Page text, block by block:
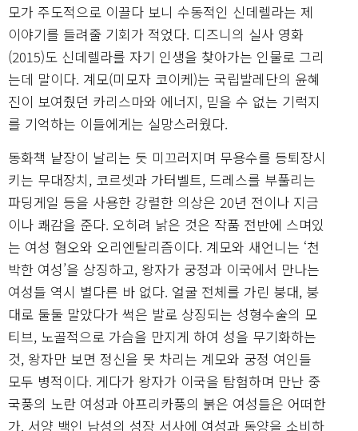
모가 주도적으로 이끌다 보니 수동적인 신데렐라는 제
이야기를 들려줄 기회가 적었다. 디즈니의 실사 영화
(2015)도 신데렐라를 자기 인생을 찾아가는 인물로 그리
는데 말이다. 계모(미모자 코이케)는 국립발레단의 윤혜
진이 보여줬던 카리스마와 에너지, 믿을 수 없는 기럭지
를 기억하는 이들에게는 실망스러웠다.
동화책 낱장이 날리는 듯 미끄러지며 무용수를 등퇴장시
키는 무대장치, 코르셋과 가터벨트, 드레스를 부풀리는
파딩게일 등을 사용한 강렬한 의상은 20년 전이나 지금
이나 쾌감을 준다. 오히려 낡은 것은 작품 전반에 스며있
는 여성 혐오와 오리엔탈리즘이다. 계모와 새언니는 ‘천
박한 여성’을 상징하고, 왕자가 궁정과 이국에서 만나는
여성들 역시 별다른 바 없다. 얼굴 전체를 가린 붕대, 붕
대로 둘둘 말았다가 썩은 발로 상징되는 성형수술의 모
티브, 노골적으로 가슴을 만지게 하여 성을 무기화하는
것, 왕자만 보면 정신을 못 차리는 계모와 궁정 여인들
모두 병적이다. 게다가 왕자가 이국을 탐험하며 만난 중
국풍의 노란 여성과 아프리카풍의 붉은 여성들은 어떠한
가. 서양 백인 남성의 성장 서사에 여성과 동양을 소비하